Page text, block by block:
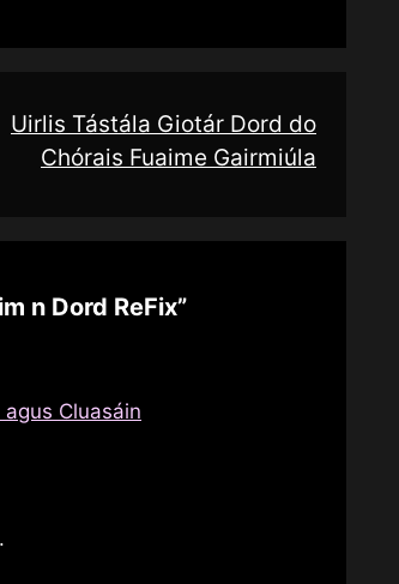
Uirlis Tástála Giotár Dord do
Chórais Fuaime Gairmiúla
n Dord ReFix”
Cluasáin